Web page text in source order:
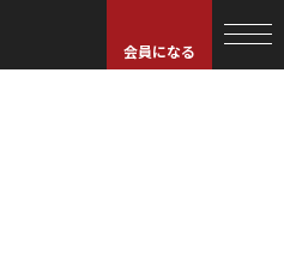
会員になる